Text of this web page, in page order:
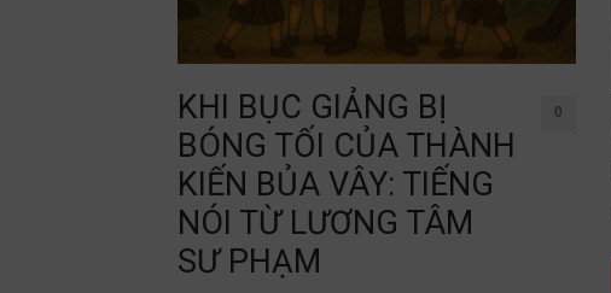
KHI BỤC GIẢNG BỊ
BÓNG TỐI CỦA THÀNH
KIẾN BỦA VÂY: TIẾNG
NÓI TỪ LƯƠNG TÂM
SƯ PHẠM
0